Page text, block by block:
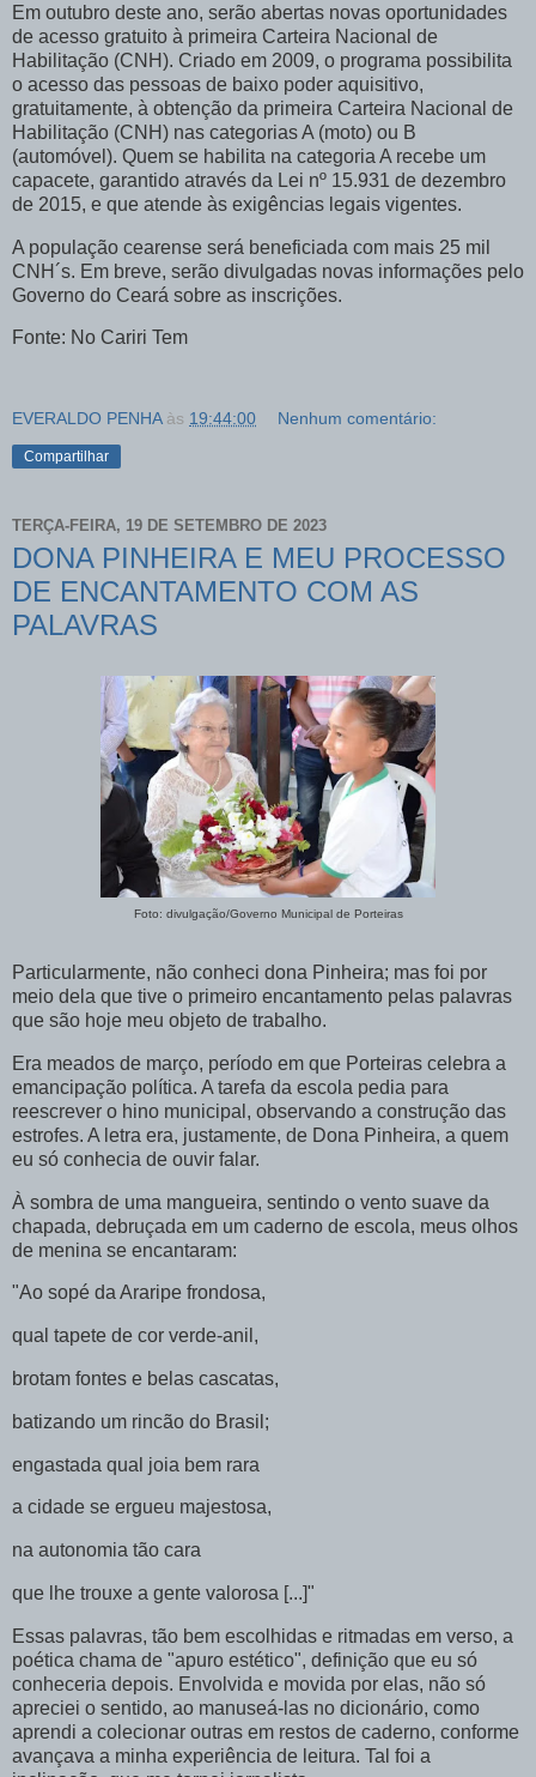
Em outubro deste ano, serão abertas novas oportunidades
de acesso gratuito à primeira Carteira Nacional de
Habilitação (CNH). Criado em 2009, o programa possibilita
o acesso das pessoas de baixo poder aquisitivo,
gratuitamente, à obtenção da primeira Carteira Nacional de
Habilitação (CNH) nas categorias A (moto) ou B
(automóvel). Quem se habilita na categoria A recebe um
capacete, garantido através da Lei nº 15.931 de dezembro
de 2015, e que atende às exigências legais vigentes.
A população cearense será beneficiada com mais 25 mil
CNH´s. Em breve, serão divulgadas novas informações pelo
Governo do Ceará sobre as inscrições.
Fonte: No Cariri Tem
EVERALDO PENHA às 19:44:00 Nenhum comentário:
Compartilhar
TERÇA-FEIRA, 19 DE SETEMBRO DE 2023
DONA PINHEIRA E MEU PROCESSO
DE ENCANTAMENTO COM AS
PALAVRAS
Foto: divulgação/Governo Municipal de Porteiras
Particularmente, não conheci dona Pinheira; mas foi por
meio dela que tive o primeiro encantamento pelas palavras
que são hoje meu objeto de trabalho.
Era meados de março, período em que Porteiras celebra a
emancipação política. A tarefa da escola pedia para
reescrever o hino municipal, observando a construção das
estrofes. A letra era, justamente, de Dona Pinheira, a quem
eu só conhecia de ouvir falar.
À sombra de uma mangueira, sentindo o vento suave da
chapada, debruçada em um caderno de escola, meus olhos
de menina se encantaram:
"Ao sopé da Araripe frondosa,
qual tapete de cor verde-anil,
brotam fontes e belas cascatas,
batizando um rincão do Brasil;
engastada qual joia bem rara
a cidade se ergueu majestosa,
na autonomia tão cara
que lhe trouxe a gente valorosa [...]"
Essas palavras, tão bem escolhidas e ritmadas em verso, a
poética chama de "apuro estético", definição que eu só
conheceria depois. Envolvida e movida por elas, não só
apreciei o sentido, ao manuseá-las no dicionário, como
aprendi a colecionar outras em restos de caderno, conforme
avançava a minha experiência de leitura. Tal foi a